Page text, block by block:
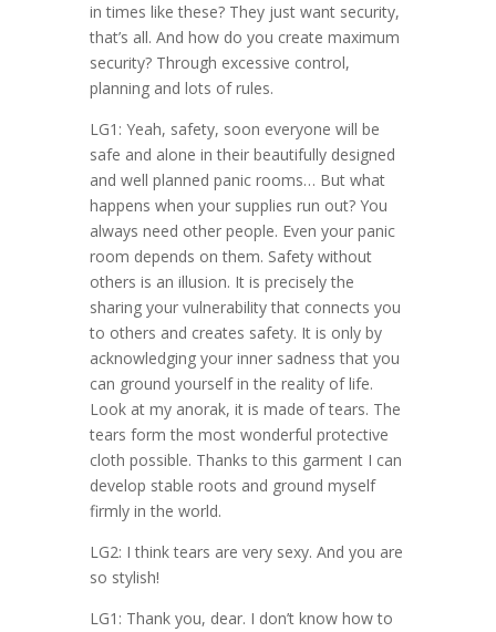
in times like these? They just want security,
that’s all. And how do you create maximum
security? Through excessive control,
planning and lots of rules.
LG1: Yeah, safety, soon everyone will be
safe and alone in their beautifully designed
and well planned panic rooms… But what
happens when your supplies run out? You
always need other people. Even your panic
room depends on them. Safety without
others is an illusion. It is precisely the
sharing your vulnerability that connects you
to others and creates safety. It is only by
acknowledging your inner sadness that you
can ground yourself in the reality of life.
Look at my anorak, it is made of tears. The
tears form the most wonderful protective
cloth possible. Thanks to this garment I can
develop stable roots and ground myself
firmly in the world.
LG2: I think tears are very sexy. And you are
so stylish!
LG1: Thank you, dear. I don’t know how to